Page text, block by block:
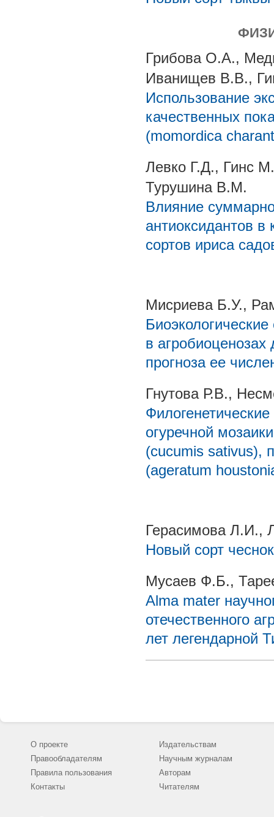
Грибова О.А.,
Иванищев В.В.,
Использование
качественных
(momordica
Левко Г.Д., Гинс
Турушина В.М.
Влияние
антиоксидантов в
сортов ириса
Мисриева Б.У.,
в агробиоценозах
прогноза ее
Гнутова Р.В.,
огуречной
(cucumis sativus),
(ageratum
Герасимова Л.И.,
Новый сорт
Мусаев Ф.Б.,
Alma mater
отечественного
лет легендарной
О проекте
Правообладателям
Правила пользования
Контакты
Издательствам
Научным журналам
Авторам
Читателям